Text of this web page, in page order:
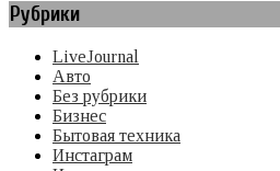
Рубрики
LiveJournal
Авто
Без рубрики
Бизнес
Бытовая техника
Инстаграм